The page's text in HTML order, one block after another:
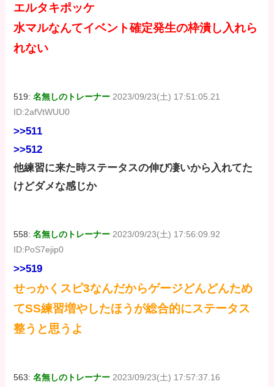
エルタキポッケ
水マルなんてイベント確定発生の枠潰し入れら
れない
519:名無しのトレーナー 2023/09/23(土) 17:51:05.21
ID:2afVtWUU0
>>511
>>512
他練習に来た時ステータスの伸び凄いから入れてた
けどダメな感じか
558:名無しのトレーナー 2023/09/23(土) 17:56:09.92
ID:PoS7ejip0
>>519
せっかくスピ3なんだからゲージどんどんため
てSS練習増やしたほうが総合的にステータス
整うと思うよ
563:名無しのトレーナー 2023/09/23(土) 17:57:37.16